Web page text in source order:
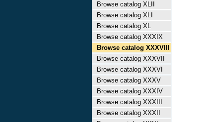
Browse catalog XLII
Browse catalog XLI
Browse catalog XL
Browse catalog XXXIX
Browse catalog XXXVIII
Browse catalog XXXVII
Browse catalog XXXVI
Browse catalog XXXV
Browse catalog XXXIV
Browse catalog XXXIII
Browse catalog XXXII